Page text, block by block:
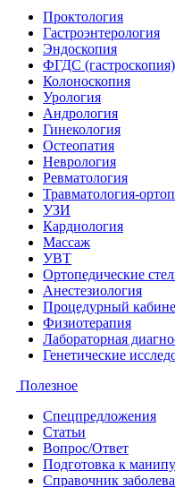
Проктология
Гастроэнтерология
Эндоскопия
ФГДС (гастроскопия)
Колоноскопия
Урология
Андрология
Гинекология
Остеопатия
Неврология
Ревматология
Травматология-
УЗИ
Кардиология
Массаж
УВТ
Ортопедические
Анестезиология
Процедурный
Физиотерапия
Лабораторная
Генетические
Полезное
Спецпредложения
Статьи
Вопрос/Ответ
Подготовка к
Справочник